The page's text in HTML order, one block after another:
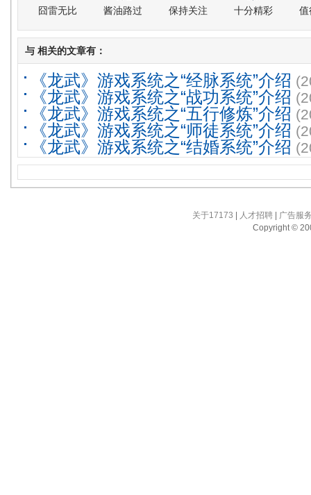
囧雷无比 酱油路过 保持关注 十分精彩 值
与 相关的文章有：
《龙武》游戏系统之“经脉系统”介绍
《龙武》游戏系统之“战功系统”介绍
《龙武》游戏系统之“五行修炼”介绍
《龙武》游戏系统之“师徒系统”介绍
《龙武》游戏系统之“结婚系统”介绍
关于17173 人才招聘
广告服
Copyright ©